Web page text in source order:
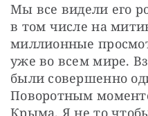
Мы все видели его
в том числе на
миллионные
уже во всем мире.
были совершенно
Поворотным